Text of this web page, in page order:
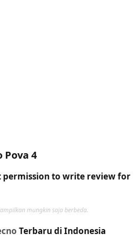
Pova 4
permission to write review for
mungkin saja berbeda.
Terbaru di Indonesia